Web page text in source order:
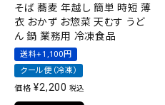
そば 蕎麦 年越し 簡単 時短 薄
衣 おかず お惣菜 天むす うど
ん 鍋 業務用 冷凍食品
送料+1,100円
クール便（冷凍）
価格 ¥2,200 税込